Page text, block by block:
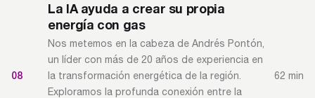
08
La IA ayuda a crear su propia
energía con gas
Nos metemos en la cabeza de Andrés Pontón,
un líder con más de 20 años de experiencia en
la transformación energética de la región.
Exploramos la profunda conexión entre la
62 min